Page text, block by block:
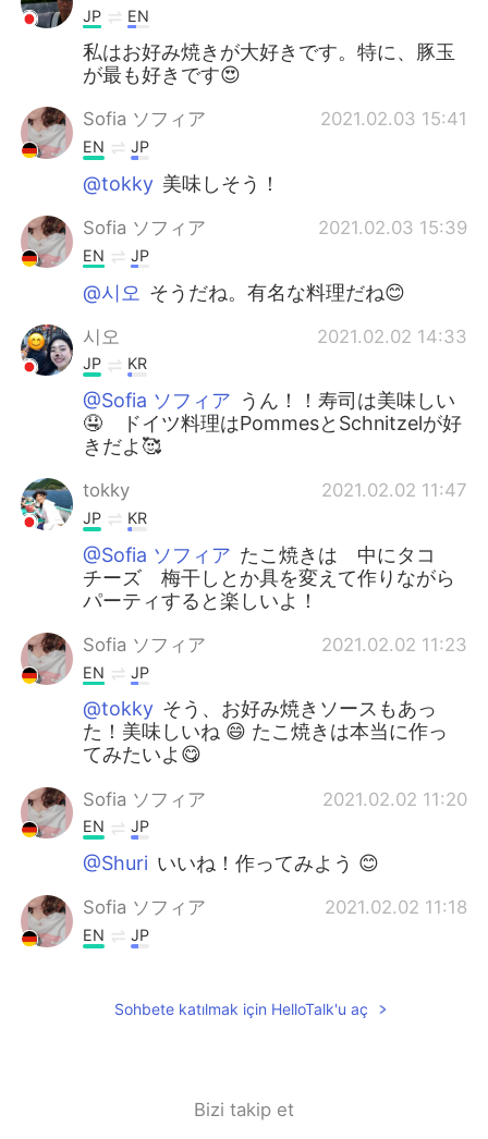
JP EN
私はお好み焼きが大好きです。特に、豚玉
が最も好きです😍
Sofia ソフィア 2021.02.03 15:41
EN JP
@tokky 美味しそう！
Sofia ソフィア 2021.02.03 15:39
EN JP
@시오 そうだね。有名な料理だね😊
시오 2021.02.02 14:33
JP KR
@Sofia ソフィア うん！！寿司は美味しい
🤤 ドイツ料理はPommesとSchnitzelが好
きだよ🥰
tokky 2021.02.02 11:47
JP KR
@Sofia ソフィア たこ焼きは 中にタコ
チーズ 梅干しとか具を変えて作りながら
パーティすると楽しいよ！
Sofia ソフィア 2021.02.02 11:23
EN JP
@tokky そう、お好み焼きソースもあっ
た！美味しいね 😄 たこ焼きは本当に作っ
てみたいよ😋
Sofia ソフィア 2021.02.02 11:20
EN JP
@Shuri いいね！作ってみよう 😊
Sofia ソフィア 2021.02.02 11:18
EN JP
Sofia ソフィア 2021.02.02 11:16
Sohbete katılmak için HelloTalk'u aç
Bizi takip et